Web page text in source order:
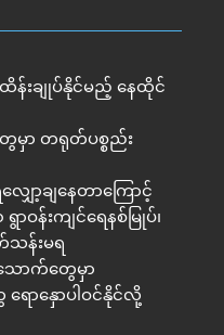
းချုပ်နိုင်မည့် နေထိုင်
ာ တရုတ်ပစ္စည်း
ော့ချနေတာကြောင့်
ရွာဝန်းကျင်ရေနစ်မြုပ်၊
သန်းမရ
ောက်တွေမှာ
ောနှောပါဝင်နိုင်လို့